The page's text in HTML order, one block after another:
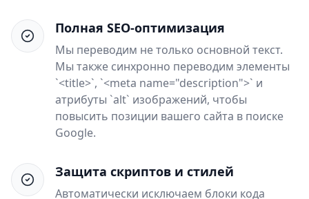
Полная SEO-оптимизация
Мы переводим не только основной текст.
Мы также синхронно переводим элементы
`<title>`, `<meta name="description">` и
атрибуты `alt` изображений, чтобы
повысить позиции вашего сайта в поиске
Google.
Защита скриптов и стилей
Автоматически исключаем блоки кода